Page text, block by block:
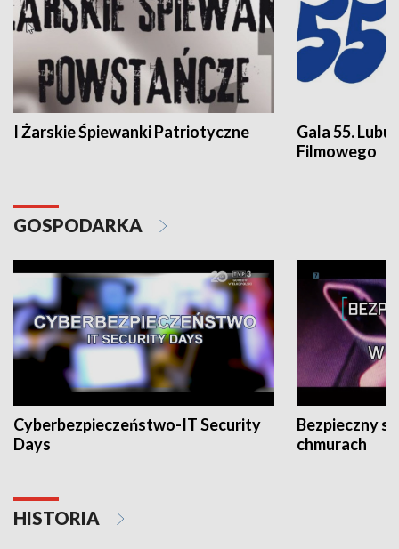
I Żarskie Śpiewanki Patriotyczne
Gala 55.
Filmowego
GOSPODARKA
Cyberbezpieczeństwo-IT Security
Days
Bezpieczny
chmurach
HISTORIA